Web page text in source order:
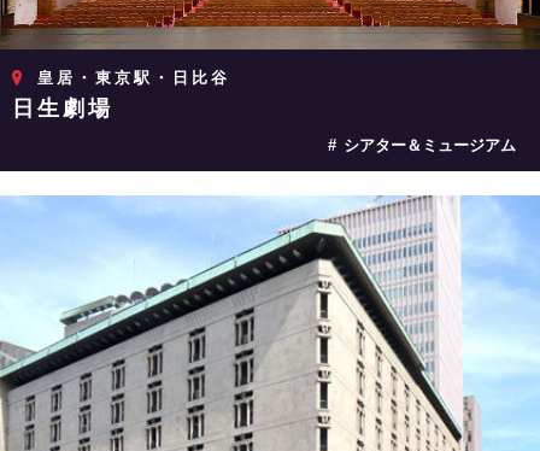
皇居・東京駅・日比谷
日生劇場
シアター＆ミュージアム